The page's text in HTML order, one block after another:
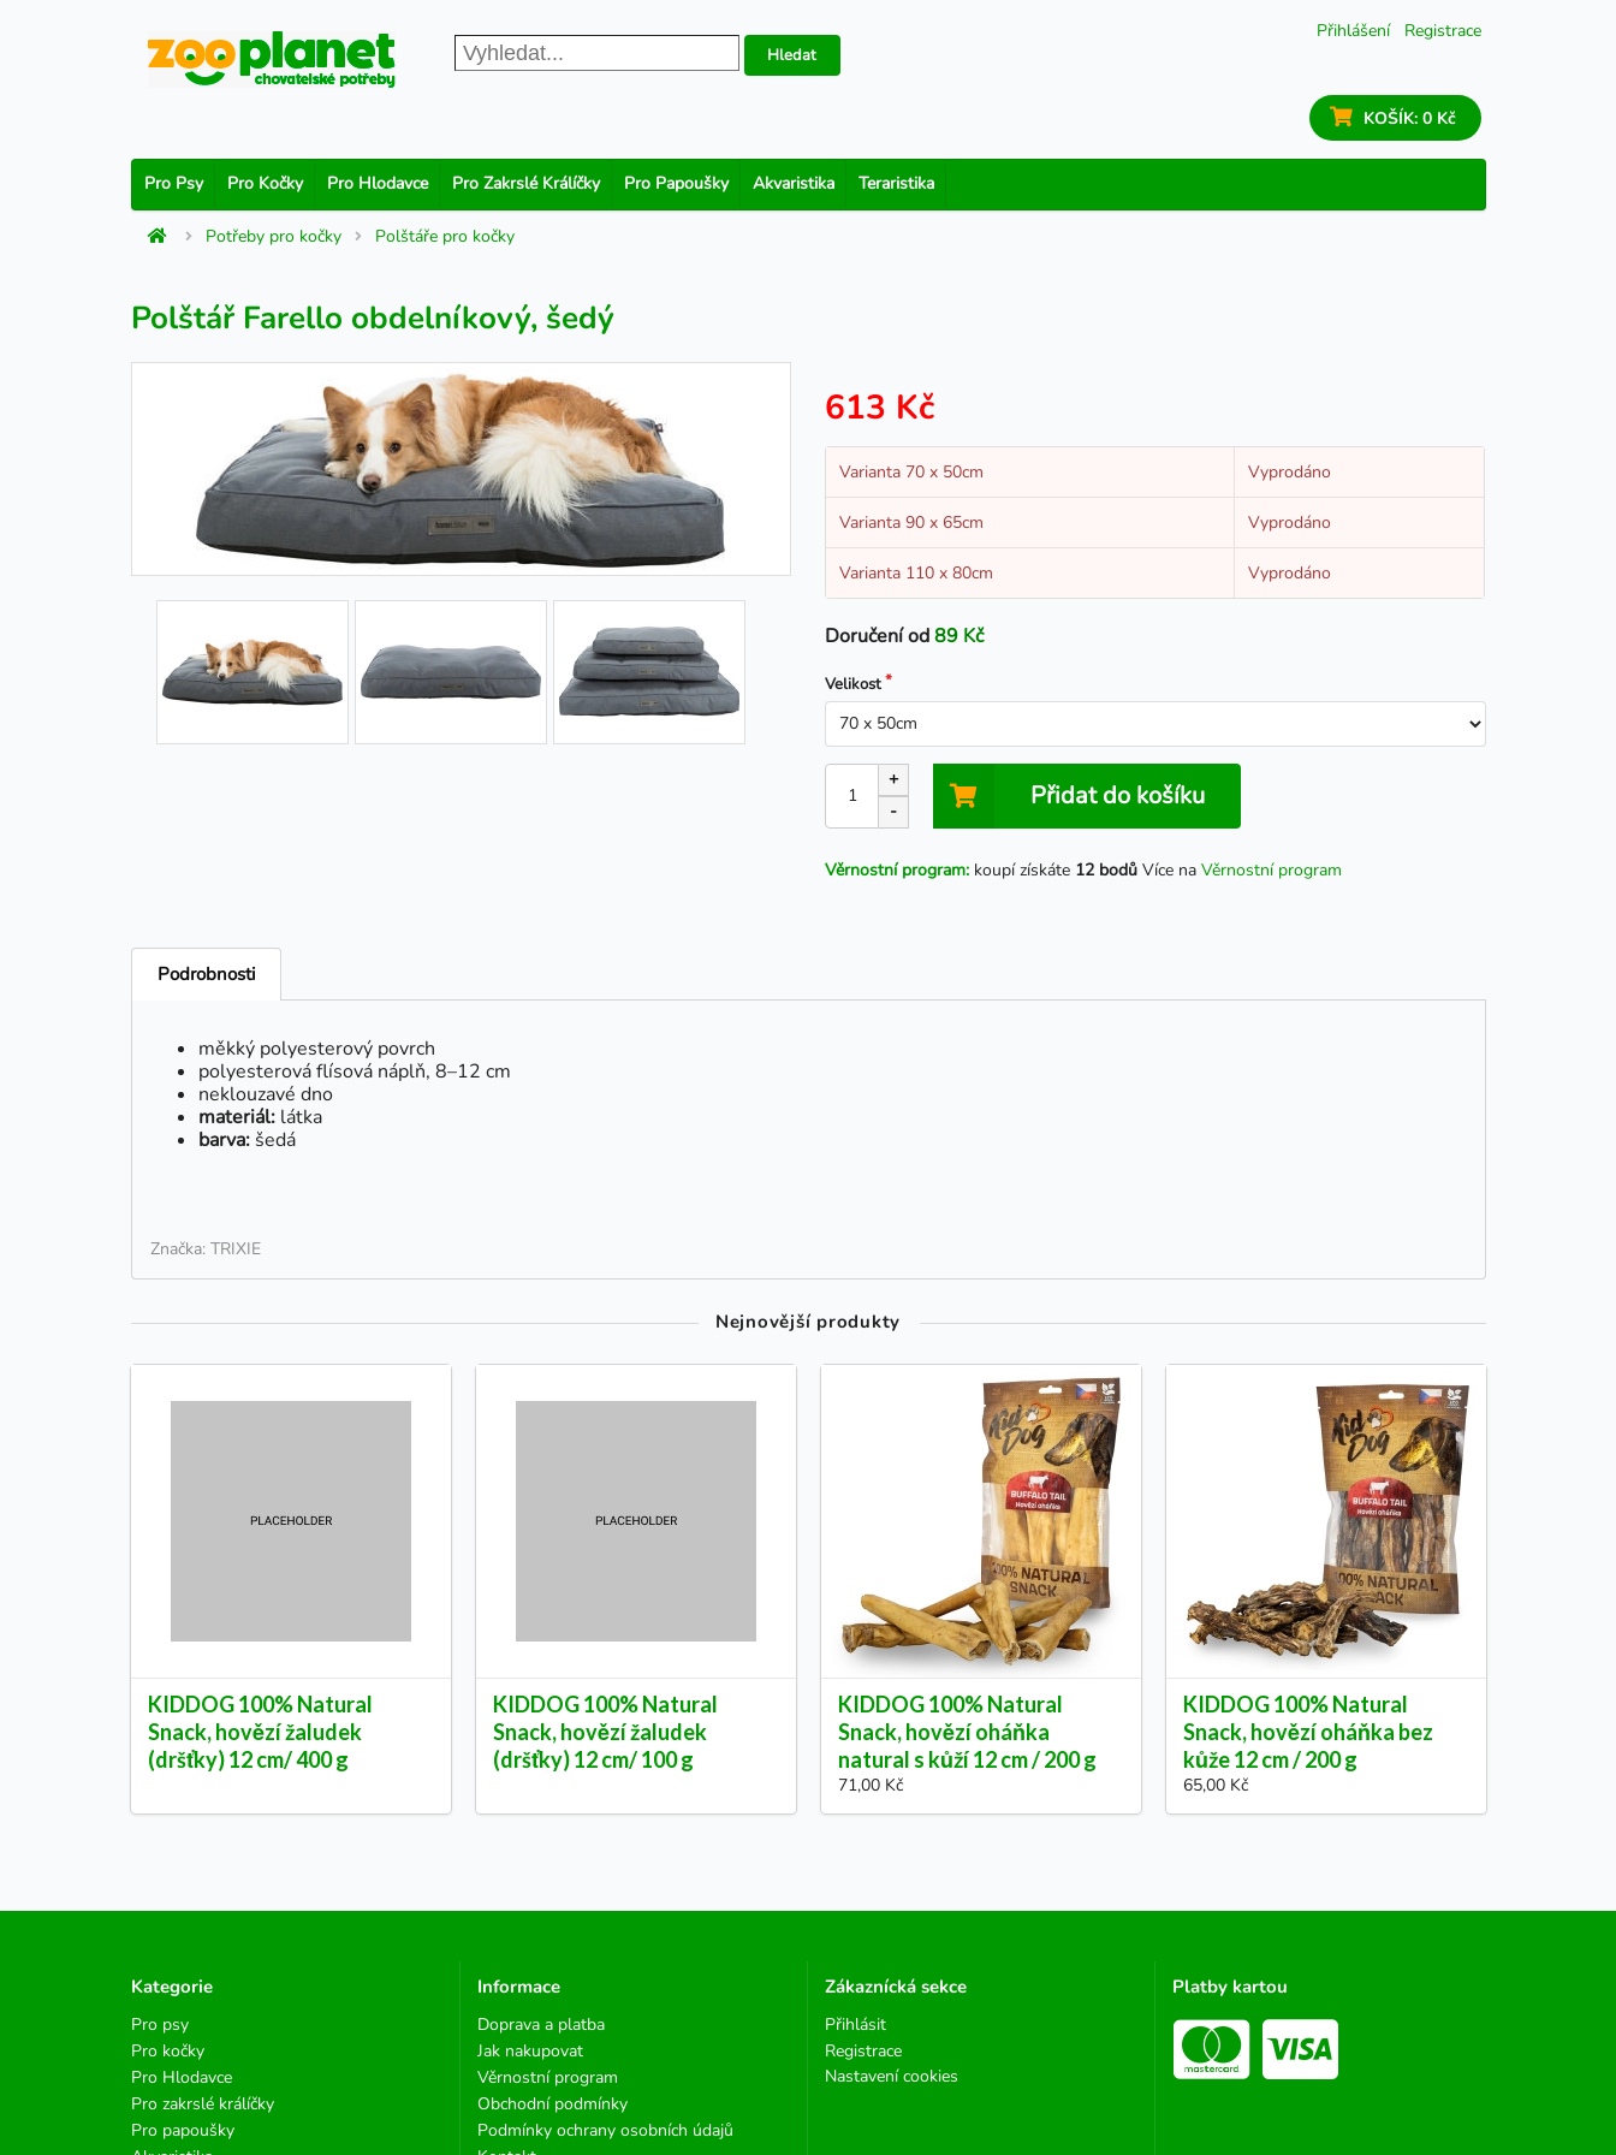
Přihlášení Registrace
Hledat
KOŠÍK: 0 Kč
Pro Psy Pro Kočky Pro Hlodavce Pro Zakrslé Králíčky Pro Papoušky Akvaristika Teraristika
Potřeby pro kočky Polštáře pro kočky
Polštář Farello obdelníkový, šedý
613 Kč
Varianta 70 x 50cm Vyprodáno
Varianta 90 x 65cm Vyprodáno
Varianta 110 x 80cm Vyprodáno
Doručení od89 Kč
Velikost
+
-
Přidat do košíku
Věrnostní program: koupí získáte 12 bodů Více na Věrnostní program
Podrobnosti
měkký polyesterový povrch
polyesterová flísová náplň, 8–12 cm
neklouzavé dno
materiál:látka
barva:šedá
Značka: TRIXIE
Nejnovější produkty
KIDDOG 100% Natural
Snack, hovězí žaludek
(dršťky) 12 cm/ 400 g
KIDDOG 100% Natural
Snack, hovězí žaludek
(dršťky) 12 cm/ 100 g
KIDDOG 100% Natural
Snack, hovězí oháňka
natural s kůží 12 cm / 200 g
71,00 Kč
KIDDOG 100% Natural
Snack, hovězí oháňka bez
kůže 12 cm / 200 g
65,00 Kč
Kategorie
Pro psy
Pro kočky
Pro Hlodavce
Pro zakrslé králíčky
Pro papoušky
Informace
Doprava a platba
Jak nakupovat
Věrnostní program
Obchodní podmínky
Podmínky ochrany osobních údajů
Zákaznícká sekce
Přihlásit
Registrace
Nastavení cookies
Platby kartou